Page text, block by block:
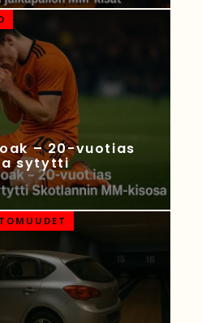
– 20-vuotias
sytytti